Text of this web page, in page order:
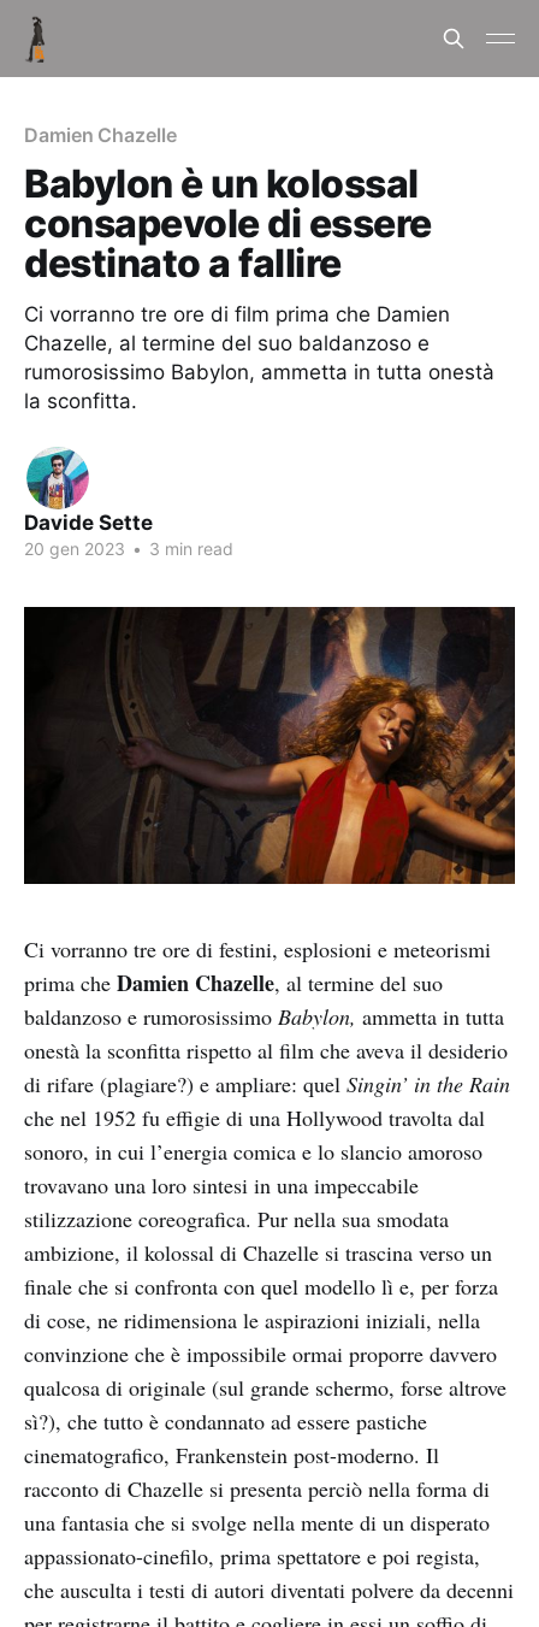
Damien Chazelle
Babylon è un kolossal
consapevole di essere
destinato a fallire
Ci vorranno tre ore di film prima che Damien
Chazelle, al termine del suo baldanzoso e
rumorosissimo Babylon, ammetta in tutta onestà
la sconfitta.
Davide Sette
20 gen 2023 • 3 min read
Ci vorranno tre ore di festini, esplosioni e meteorismi
prima che Damien Chazelle, al termine del suo
baldanzoso e rumorosissimo Babylon, ammetta in tutta
onestà la sconfitta rispetto al film che aveva il desiderio
di rifare (plagiare?) e ampliare: quel Singin’ in the Rain
che nel 1952 fu effigie di una Hollywood travolta dal
sonoro, in cui l’energia comica e lo slancio amoroso
trovavano una loro sintesi in una impeccabile
stilizzazione coreografica. Pur nella sua smodata
ambizione, il kolossal di Chazelle si trascina verso un
finale che si confronta con quel modello lì e, per forza
di cose, ne ridimensiona le aspirazioni iniziali, nella
convinzione che è impossibile ormai proporre davvero
qualcosa di originale (sul grande schermo, forse altrove
sì?), che tutto è condannato ad essere pastiche
cinematografico, Frankenstein post-moderno. Il
racconto di Chazelle si presenta perciò nella forma di
una fantasia che si svolge nella mente di un disperato
appassionato-cinefilo, prima spettatore e poi regista,
che ausculta i testi di autori diventati polvere da decenni